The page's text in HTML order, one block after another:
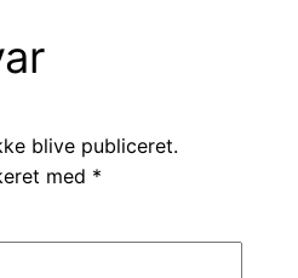
blive publiceret.
med *